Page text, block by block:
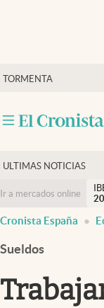
TORMENTA
Economía y finanzas
Criptomonedas
ULTIMAS NOTICIAS
Ir a mercados online
Cronista España
Sueldos